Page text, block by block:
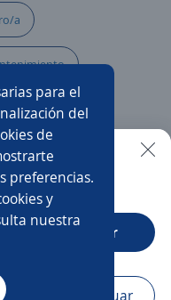
para el
del
de
preferencias.
y
nuestra
a
de bodega
en la app
Abrir
Continuar